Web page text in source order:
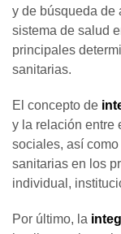
y de búsqueda de
sistema de salud
principales
sanitarias.
El concepto de
y la relación entre
sociales, así
sanitarias en los
individual,
Por último, la